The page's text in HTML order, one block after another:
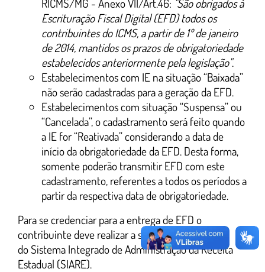
RICMS/MG - Anexo VII/Art.46: "São obrigados à
Escrituração Fiscal Digital (EFD) todos os
contribuintes do ICMS, a partir de 1º de janeiro
de 2014, mantidos os prazos de obrigatoriedade
estabelecidos anteriormente pela legislação".
Estabelecimentos com IE na situação “Baixada”
não serão cadastradas para a geração da EFD.
Estabelecimentos com situação “Suspensa” ou
“Cancelada”, o cadastramento será feito quando
a IE for “Reativada” considerando a data de
início da obrigatoriedade da EFD. Desta forma,
somente poderão transmitir EFD com este
cadastramento, referentes a todos os períodos a
partir da respectiva data de obrigatoriedade.
Para se credenciar para a entrega de EFD o
contribuinte deve realizar a solicitação através
do Sistema Integrado de Administração da Receita
Estadual (SIARE).